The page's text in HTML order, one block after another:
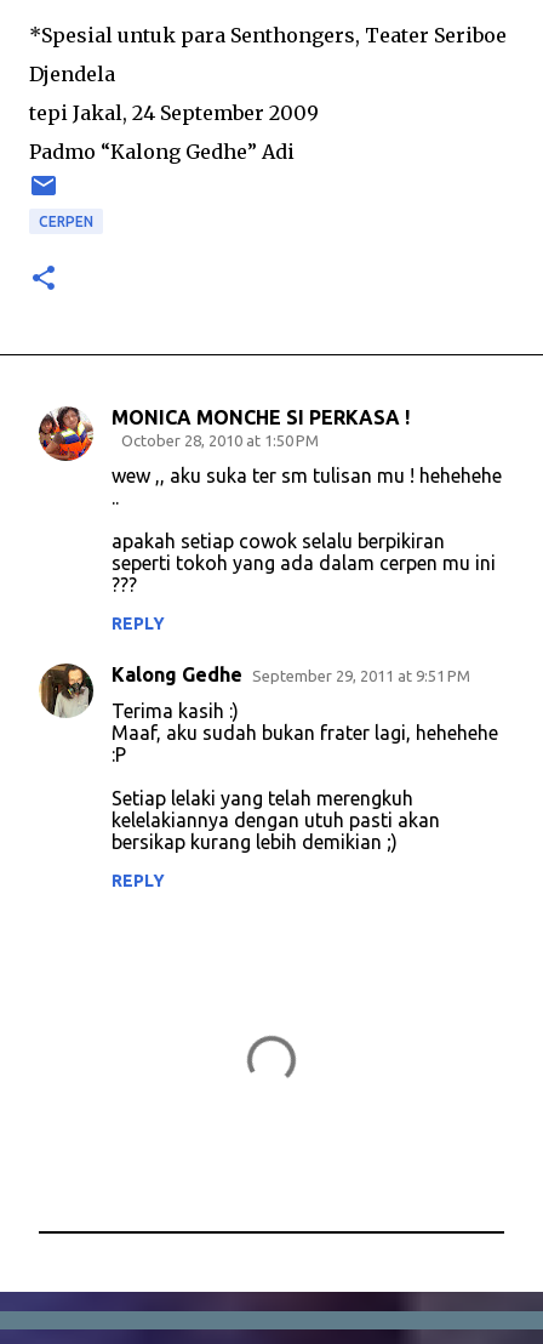
*Spesial untuk para Senthongers, Teater Seriboe
Djendela
tepi Jakal, 24 September 2009
Padmo “Kalong Gedhe” Adi
CERPEN
C
s
MONICA MONCHE SI PERKASA !
October 28, 2010 at 1:50 PM
wew ,, aku suka ter sm tulisan mu ! hehehehe
..
apakah setiap cowok selalu berpikiran
seperti tokoh yang ada dalam cerpen mu ini
???
REPLY
Kalong Gedhe September 29, 2011 at 9:51 PM
Terima kasih :)
Maaf, aku sudah bukan frater lagi, hehehehe
:P
Setiap lelaki yang telah merengkuh
kelelakiannya dengan utuh pasti akan
bersikap kurang lebih demikian ;)
REPLY
o
s
t